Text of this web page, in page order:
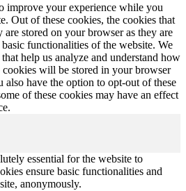
improve your experience while you
Out of these cookies, the cookies that
are stored on your browser as they are
functionalities of the website. We
help us analyze and understand how
cookies will be stored in your browser
have the option to opt-out of these
of these cookies may have an effect
essential for the website to
ensure basic functionalities and
anonymously.